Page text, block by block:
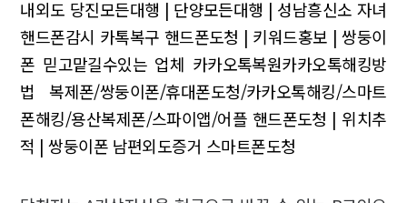
내외도 당진모든대행 | 단양모든대행 | 성남흥신소 자녀
핸드폰감시 카톡복구 핸드폰도청 | 키워드홍보 | 쌍둥이
폰 믿고맡길수있는 업체 카카오톡복원카카오톡해킹방
법 복제폰/쌍둥이폰/휴대폰도청/카카오톡해킹/스마트
폰해킹/용산복제폰/스파이앱/어플 핸드폰도청 | 위치추
적 | 쌍둥이폰 남편외도증거 스마트폰도청